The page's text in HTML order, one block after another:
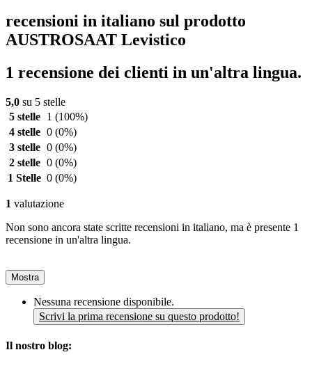
recensioni in italiano sul prodotto
AUSTROSAAT Levistico
1 recensione dei clienti in un'altra lingua.
5,0 su 5 stelle
5 stelle
1 (100%)
4 stelle 0 (0%)
3 stelle 0 (0%)
2 stelle 0 (0%)
1 Stelle 0 (0%)
1 valutazione
Non sono ancora state scritte recensioni in italiano, ma è presente 1
recensione in un'altra lingua.
Mostra
Nessuna recensione disponibile.
Scrivi la prima recensione su questo prodotto!
Il nostro blog: